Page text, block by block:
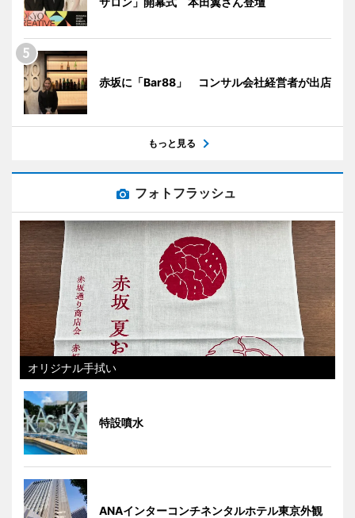
赤坂に「Bar88」 コンサル会社経営者が出店
もっと見る
フォトフラッシュ
オリジナル手拭い
特設噴水
ANAインターコンチネンタルホテル東京外観